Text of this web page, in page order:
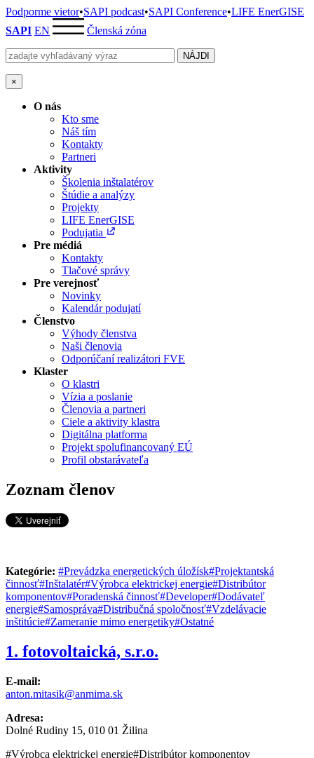
Podporme vietor•SAPI podcast•SAPI Conference•LIFE EnerGISE
SAPI EN Členská zóna
×
O nás
Kto sme
Náš tím
Kontakty
Partneri
Aktivity
Školenia inštalatérov
Štúdie a analýzy
Projekty
LIFE EnerGISE
Podujatia
Pre médiá
Kontakty
Tlačové správy
Pre verejnosť
Novinky
Kalendár podujatí
Členstvo
Výhody členstva
Naši členovia
Odporúčaní realizátori FVE
Klaster
O klastri
Vízia a poslanie
Členovia a partneri
Ciele a aktivity klastra
Digitálna platforma
Projekt spolufinancovaný EÚ
Profil obstarávateľa
Zoznam členov
Kategórie: #Prevádzka energetických úložísk#Projektantská
činnosť#Inštalatér#Výrobca elektrickej energie#Distribútor
komponentov#Poradenská činnosť#Developer#Dodávateľ
energie#Samospráva#Distribučná spoločnosť#Vzdelávacie
inštitúcie#Zameranie mimo energetiky#Ostatné
1. fotovoltaická, s.r.o.
E-mail:
anton.mitasik@anmima.sk
Adresa:
Dolné Rudiny 15, 010 01 Žilina
#Výrobca elektrickej energie#Distribútor komponentov